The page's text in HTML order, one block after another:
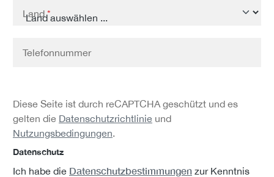
Land*
Telefonnummer
Diese Seite ist durch reCAPTCHA geschützt und es
gelten die Datenschutzrichtlinie und
Nutzungsbedingungen.
Datenschutz
Ich habe die Datenschutzbestimmungen zur Kenntnis